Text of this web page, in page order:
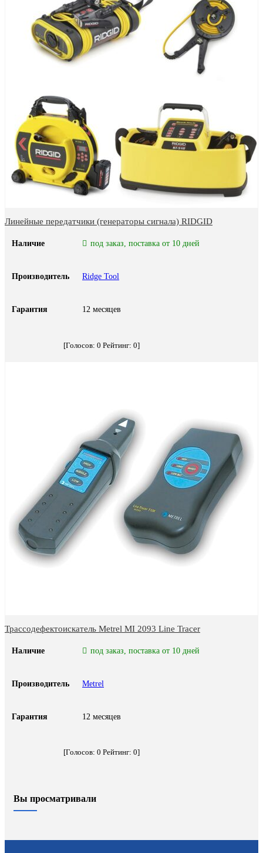
Линейные передатчики (генераторы сигнала) RIDGID
Наличие под заказ, поставка от 10 дней
Производитель Ridge Tool
Гарантия 12 месяцев
[Голосов: 0 Рейтинг: 0]
Трассодефектоискатель Metrel MI 2093 Line Tracer
Наличие под заказ, поставка от 10 дней
Производитель Metrel
Гарантия 12 месяцев
[Голосов: 0 Рейтинг: 0]
Вы просматривали